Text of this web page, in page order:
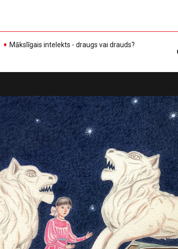
Mākslīgais intelekts - draugs vai drauds?